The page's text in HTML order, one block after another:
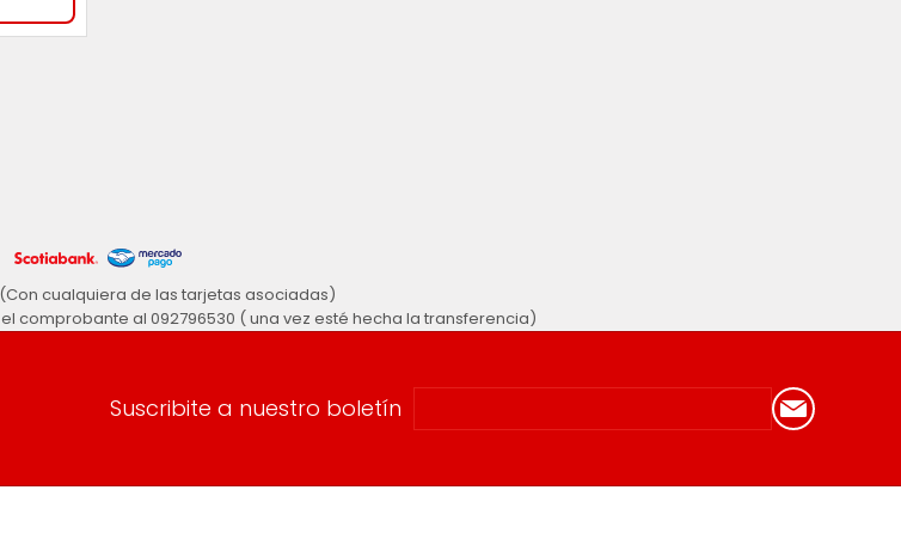
(Con cualquiera de las tarjetas asociadas)
comprobante al 092796530 ( una vez esté hecha la transferencia)
Suscribite a nuestro boletín